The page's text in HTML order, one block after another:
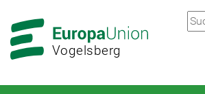
Hauptnavigation
Hauptbereich
Vogelsberg